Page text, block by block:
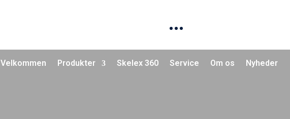
Velkommen Produkter Skelex 360 Service Om os Nyheder